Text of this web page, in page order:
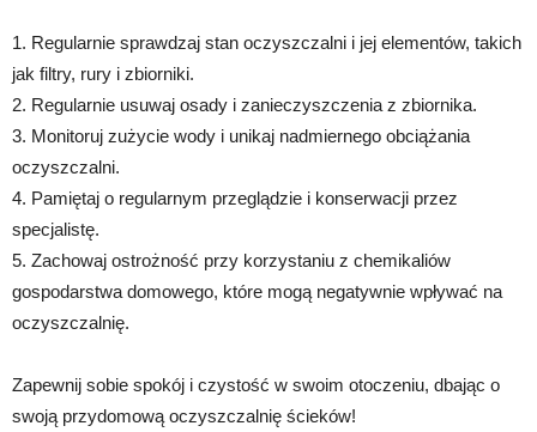
1. Regularnie sprawdzaj stan oczyszczalni i jej elementów, takich
jak filtry, rury i zbiorniki.
2. Regularnie usuwaj osady i zanieczyszczenia z zbiornika.
3. Monitoruj zużycie wody i unikaj nadmiernego obciążania
oczyszczalni.
4. Pamiętaj o regularnym przeglądzie i konserwacji przez
specjalistę.
5. Zachowaj ostrożność przy korzystaniu z chemikaliów
gospodarstwa domowego, które mogą negatywnie wpływać na
oczyszczalnię.
Zapewnij sobie spokój i czystość w swoim otoczeniu, dbając o
swoją przydomową oczyszczalnię ścieków!